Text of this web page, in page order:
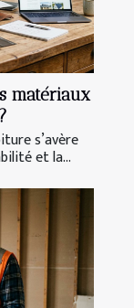
matériaux
s’avère
et la...